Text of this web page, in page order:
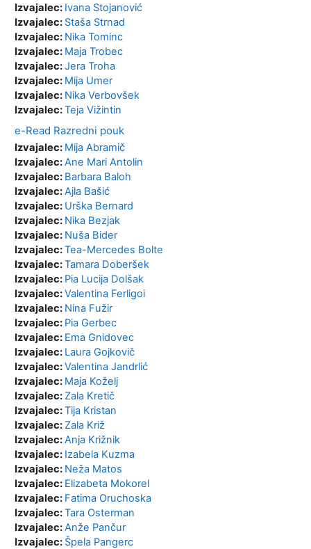
Izvajalec: Ivana Stojanović
Izvajalec: Staša Strnad
Izvajalec: Nika Tominc
Izvajalec: Maja Trobec
Izvajalec:Jera Troha
Izvajalec: Mija Umer
Izvajalec: Nika Verbovšek
Izvajalec:Teja Vižintin
e-Read Razredni pouk
Izvajalec: Mija Abramič
Izvajalec:Ane Mari Antolin
Izvajalec: Barbara Baloh
Izvajalec:Ajla Bašić
Izvajalec: Urška Bernard
Izvajalec: Nika Bezjak
Izvajalec: Nuša Bider
Izvajalec:Tea-Mercedes Bolte
Izvajalec:Tamara Doberšek
Izvajalec: Pia Lucija Dolšak
Izvajalec:Valentina Ferligoi
Izvajalec: Nina Fužir
Izvajalec: Pia Gerbec
Izvajalec: Ema Gnidovec
Izvajalec: Laura Gojkovič
Izvajalec:Valentina Jandrlić
Izvajalec: Maja Koželj
Izvajalec: Zala Kretič
Izvajalec:Tija Kristan
Izvajalec: Zala Križ
Izvajalec:Anja Križnik
Izvajalec: Izabela Kuzma
Izvajalec: Neža Matos
Izvajalec: Elizabeta Mokorel
Izvajalec: Fatima Oruchoska
Izvajalec:Tara Osterman
Izvajalec:Anže Pančur
Izvajalec: Špela Pangerc